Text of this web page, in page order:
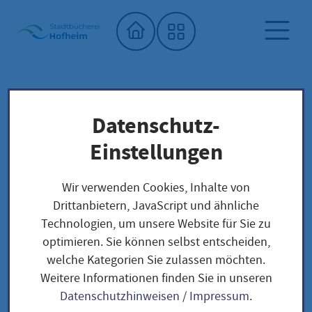
Startseite"
Stadtbücherei Digitale Angebote
GENIOS eBIB
GENIOS eBIB
Datenschutz-
Einstellungen
Wir verwenden Cookies, Inhalte von
Drittanbietern, JavaScript und ähnliche
Technologien, um unsere Website für Sie zu
optimieren. Sie können selbst entscheiden,
welche Kategorien Sie zulassen möchten.
Weitere Informationen finden Sie in unseren
Datenschutzhinweisen / Impressum.